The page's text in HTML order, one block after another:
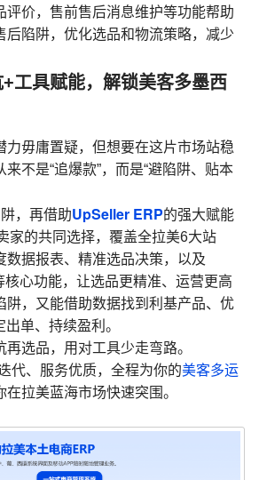
评价，售前售后消息维护等功能帮助
后陷阱，优化选品和物流策略，减少
工具赋能，解锁美客多墨西
力毋庸置疑，但想要在这片市场站稳
不是“追爆款”，而是“避陷阱、贴本
，再借助UpSeller ERP的强大赋能
的共同选择，覆盖全拉美6大站
数据报表、精准选品决策，以及
核心功能，让选品更精准、运营更高
阱，又能借助数据找到利基产品、优
单、持续盈利。
选品，用对工具少走弯路。
代、服务优质，全程为你的美客多运
拉美蓝海市场快速突围。